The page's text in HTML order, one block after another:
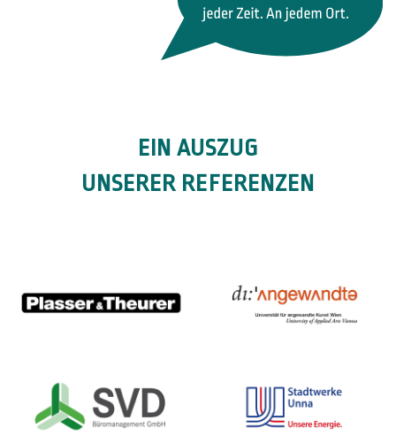
EIN AUSZUG
UNSERER REFERENZEN